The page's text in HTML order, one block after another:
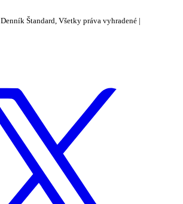
Denník Štandard, Všetky práva vyhradené |